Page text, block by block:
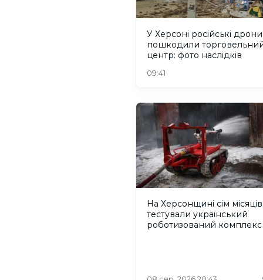
У Херсоні російські дрони
пошкодили
центр: фото наслідків
09:41
На Херсонщині сім місяців
тестували український
роботизований